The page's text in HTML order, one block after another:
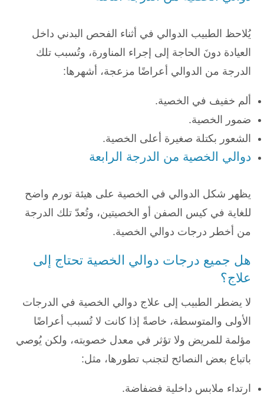
يُلاحظ الطبيب الدوالي في أثناء الفحص البدني داخل
العيادة دونَ الحاجة إلى إجراء المناورة، وتُسبب تلك
الدرجة من الدوالي أعراضًا مزعجة، أشهرها:
ألم خفيف في الخصية.
ضمور الخصية.
الشعور بكتلة صغيرة أعلى الخصية.
دوالي الخصية من الدرجة الرابعة
يظهر شكل الدوالي في الخصية على هيئة تورم واضح
للغاية في كيس الصفن أو الخصيتين، وتُعدّ تلك الدرجة
من أخطر درجات دوالي الخصية.
هل جميع درجات دوالي الخصية تحتاج إلى
علاج؟
لا يضطر الطبيب إلى علاج دوالي الخصية في الدرجات
الأولى والمتوسطة، خاصةً إذا كانت لا تُسبب أعراضًا
مؤلمة للمريض ولا تؤثر في معدل خصوبته، ولكن يُوصي
باتباع بعض النصائح لتجنب تطورها، مثل:
ارتداء ملابس داخلية فضفاضة.